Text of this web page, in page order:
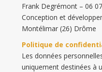
Frank Degrémont – 06
Conception et
Montélimar (26) Drôme
Politique de
Les données
uniquement destinées à